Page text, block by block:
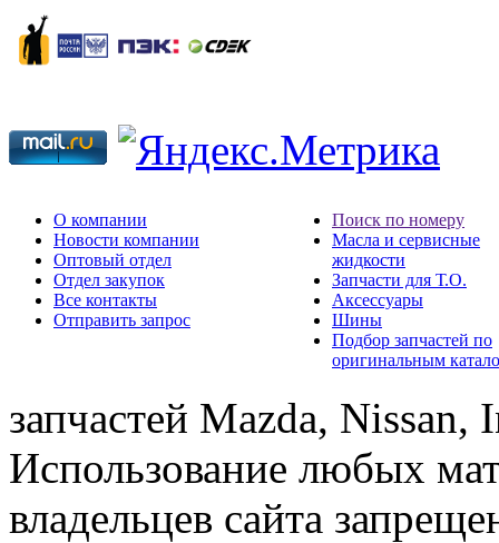
О компании
Новости компании
Оптовый отдел
Отдел закупок
Все контакты
Отправить запрос
Поиск по номеру
Масла и сервисные
жидкости
Запчасти для Т.О.
Аксессуары
Шины
Подбор запчастей по
оригинальным
запчастей Mazda,
Использование любых
владельцев сайта